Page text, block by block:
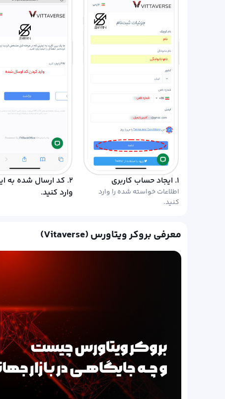
۱. ایجاد حساب کاربری
اطلاعات خواسته شده را وارد
کنید.
۲. کد ارسال شده به
وارد کنید.
معرفی بروکر ویتاورس (Vitaverse)